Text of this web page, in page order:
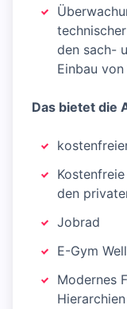
den sach-
Einbau
Das bietet die
den
Jobrad
E-Gym
Modernes